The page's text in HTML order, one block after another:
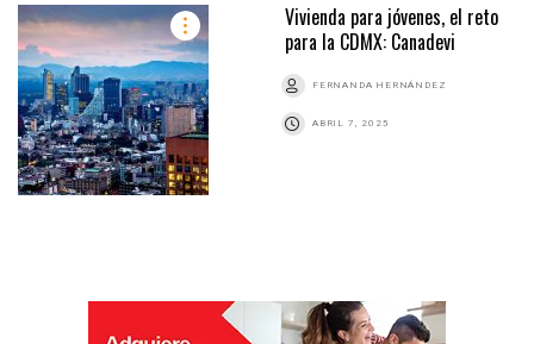
Vivienda para jóvenes, el reto
para la CDMX: Canadevi
FERNANDA HERNÁNDEZ
ABRIL 7, 2025